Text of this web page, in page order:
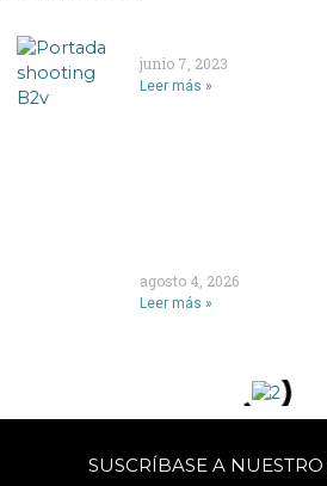
junio 7, 2023
Leer más »
agosto 4, 2026
Leer más »
SUSCRÍBASE A